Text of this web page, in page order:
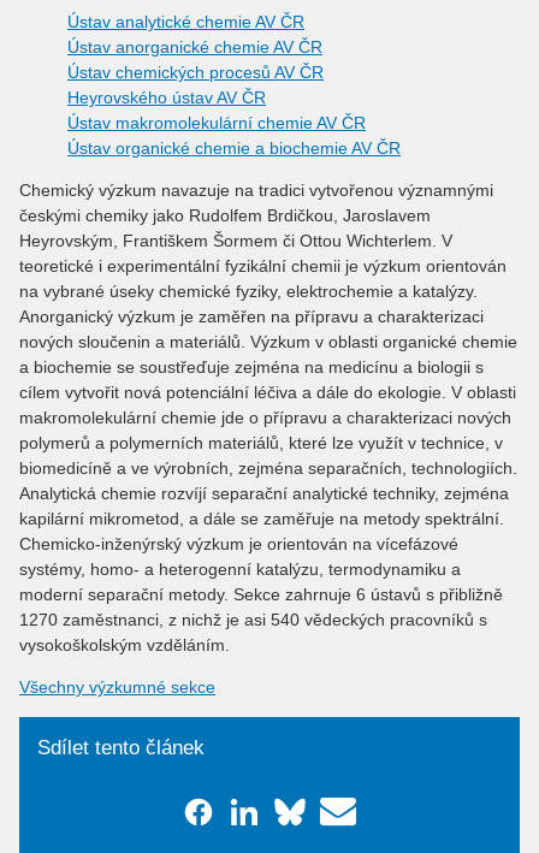
Ústav analytické chemie AV ČR
Ústav anorganické chemie AV ČR
Ústav chemických procesů AV ČR
Heyrovského ústav AV ČR
Ústav makromolekulární chemie AV ČR
Ústav organické chemie a biochemie AV ČR
Chemický výzkum navazuje na tradici vytvořenou významnými
českými chemiky jako Rudolfem Brdičkou, Jaroslavem
Heyrovským, Františkem Šormem či Ottou Wichterlem. V
teoretické i experimentální fyzikální chemii je výzkum orientován
na vybrané úseky chemické fyziky, elektrochemie a katalýzy.
Anorganický výzkum je zaměřen na přípravu a charakterizaci
nových sloučenin a materiálů. Výzkum v oblasti organické chemie
a biochemie se soustřeďuje zejména na medicínu a biologii s
cílem vytvořit nová potenciální léčiva a dále do ekologie. V oblasti
makromolekulární chemie jde o přípravu a charakterizaci nových
polymerů a polymerních materiálů, které lze využít v technice, v
biomedicíně a ve výrobních, zejména separačních, technologiích.
Analytická chemie rozvíjí separační analytické techniky, zejména
kapilární mikrometod, a dále se zaměřuje na metody spektrální.
Chemicko-inženýrský výzkum je orientován na vícefázové
systémy, homo- a heterogenní katalýzu, termodynamiku a
moderní separační metody. Sekce zahrnuje 6 ústavů s přibližně
1270 zaměstnanci, z nichž je asi 540 vědeckých pracovníků s
vysokoškolským vzděláním.
Všechny výzkumné sekce
Sdílet tento článek